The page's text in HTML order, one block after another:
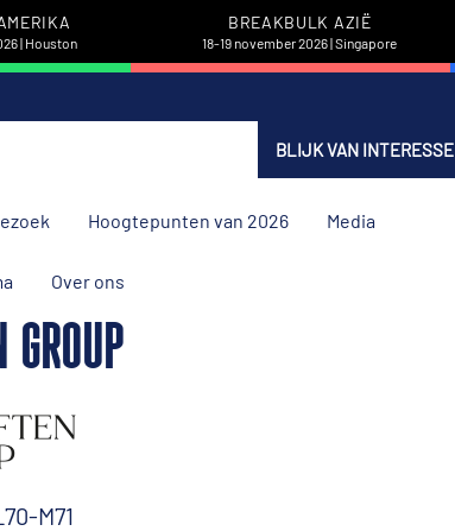
| Houston
BREAKBULK AZIË
18-19 november 2026 | Singapore
BLIJK VAN INTERESSE
Hoogtepunten van 2026 Media
Over ons
GROUP
M71